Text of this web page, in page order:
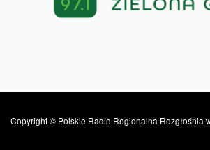
Copyright © Polskie Radio Regionalna Rozgłośnia